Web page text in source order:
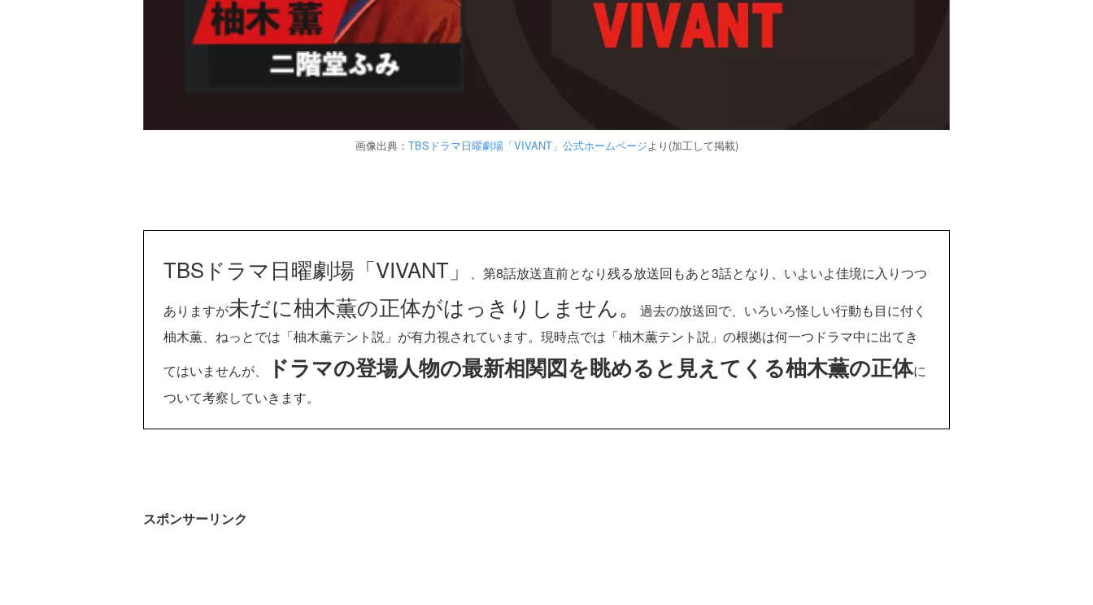
画像出典： TBSドラマ日曜劇場「VIVANT」公式ホームページより(加工して掲載)
TBSドラマ日曜劇場「VIVANT」
、第8話放送直前となり残る放送回もあと3話となり、いよいよ佳境に入りつつ
ありますが未だに柚木薫の正体がはっきりしません。
過去の放送回で、いろいろ怪しい行動も目に付く
柚木薫、ねっとでは「柚木薫テント説」が有力視されています。現時点では「柚木薫テント説」の根拠は何一つドラマ中に出てき
てはいませんが、
ドラマの登場人物の最新相関図を眺めると見えてくる柚木薫の正体に
ついて考察していきます。
スポンサーリンク